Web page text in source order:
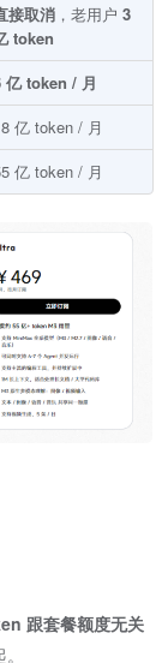
接取消 ，老用户 3
token
亿 token / 月
亿 token / 月
亿 token / 月
跟套餐额度无关